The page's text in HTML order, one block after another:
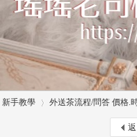
新手教學 外送茶流程/問答 價格.